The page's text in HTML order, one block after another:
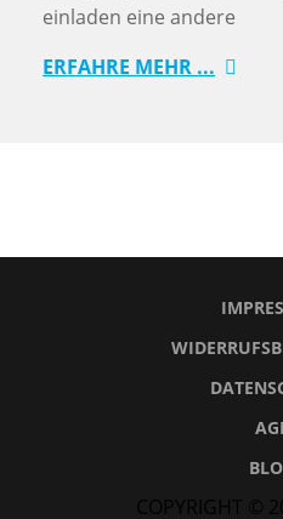
einladen eine andere
ERFAHRE MEHR ...
COPYRIGHT ©